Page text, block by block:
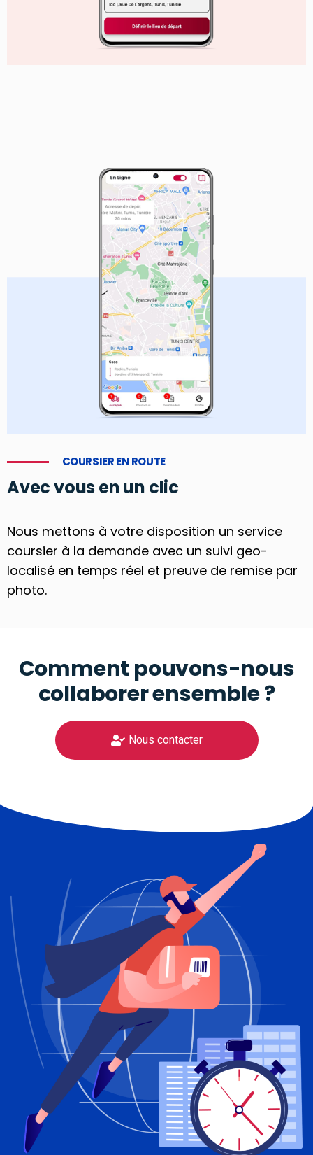
COURSIER EN ROUTE
Avec vous en un clic
Nous mettons à votre disposition un service
coursier à la demande avec un suivi geo-
localisé en temps réel et preuve de remise par
photo.
Comment pouvons-nous
collaborer ensemble ?
Nous contacter